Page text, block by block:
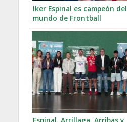
Iker Espinal es campeón del
mundo de Frontball
Espinal, Arrillaga, Arribas y